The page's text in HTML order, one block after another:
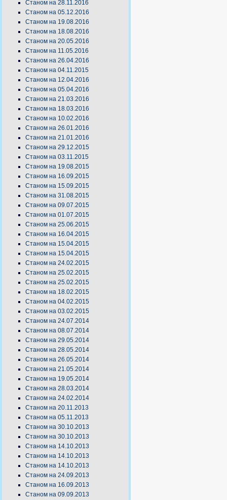
Станом на 28.11.2016
Станом на 05.12.2016
Станом на 19.08.2016
Станом на 18.08.2016
Станом на 20.05.2016
Станом на 11.05.2016
Станом на 26.04.2016
Станом на 04.11.2015
Станом на 12.04.2016
Станом на 05.04.2016
Станом на 21.03.2016
Станом на 18.03.2016
Станом на 10.02.2016
Станом на 26.01.2016
Станом на 21.01.2016
Станом на 29.12.2015
Станом на 03.11.2015
Станом на 19.08.2015
Станом на 16.09.2015
Станом на 15.09.2015
Станом на 31.08.2015
Станом на 09.07.2015
Станом на 01.07.2015
Станом на 25.06.2015
Станом на 16.04.2015
Станом на 15.04.2015
Станом на 15.04.2015
Станом на 24.02.2015
Станом на 25.02.2015
Станом на 25.02.2015
Станом на 18.02.2015
Станом на 04.02.2015
Станом на 03.02.2015
Станом на 24.07.2014
Станом на 08.07.2014
Станом на 29.05.2014
Станом на 28.05.2014
Станом на 26.05.2014
Станом на 21.05.2014
Станом на 19.05.2014
Станом на 28.03.2014
Станом на 24.02.2014
Станом на 20.11.2013
Станом на 05.11.2013
Станом на 30.10.2013
Станом на 30.10.2013
Станом на 14.10.2013
Станом на 14.10.2013
Станом на 14.10.2013
Станом на 24.09.2013
Станом на 16.09.2013
Станом на 09.09.2013